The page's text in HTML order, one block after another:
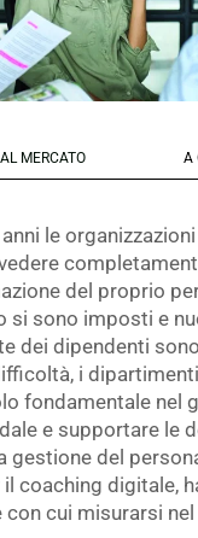
MERCATO A
le
del proprio
si sono imposti e
dei dipendenti
i
fondamentale nel
e supportare le
gestione del
coaching digitale,
con cui misurarsi